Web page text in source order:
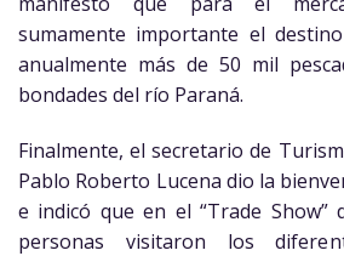
sumamente importante el
anualmente más de 50 mil
bondades del río Paraná.
Finalmente, el secretario de
Pablo Roberto Lucena dio la
e indicó que en el “Trade Show”
personas visitaron los